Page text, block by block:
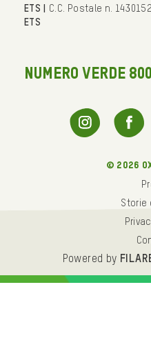
ETS | C.C. Postale n.
ETS
NUMERO VERDE
© 2026
Storie
Powered by